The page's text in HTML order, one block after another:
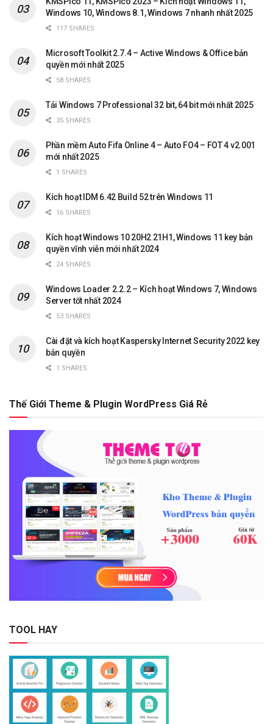
Windows 10, Windows 8.1, Windows 7 nhanh nhất 2025
117 SHARES
Microsoft Toolkit 2.7.4 – Active Windows & Office bản
quyền mới nhất 2025
58 SHARES
Tải Windows 7 Professional 32 bit, 64 bit mới nhất 2025
35 SHARES
Phần mềm Auto Fifa Online 4 – Auto FO4 – FOT 4 v2.001
mới nhất 2025
1 SHARES
Kích hoạt IDM 6.42 Build 52 trên Windows 11
16 SHARES
Kích hoạt Windows 10 20H2 21H1, Windows 11 key bản
quyền vĩnh viễn mới nhất 2024
24 SHARES
Windows Loader 2.2.2 – Kích hoạt Windows 7, Windows
Server tốt nhất 2024
53 SHARES
Cài đặt và kích hoạt Kaspersky Internet Security 2022 key
bản quyền
1 SHARES
Thế Giới Theme & Plugin WordPress Giá Rẻ
TOOL HAY